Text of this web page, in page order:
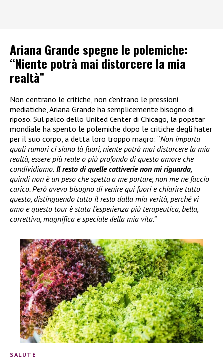
Ariana Grande spegne le polemiche:
“Niente potrà mai distorcere la mia
realtà”
Non c’entrano le critiche, non c’entrano le pressioni
mediatiche, Ariana Grande ha semplicemente bisogno di
riposo. Sul palco dello United Center di Chicago, la popstar
mondiale ha spento le polemiche dopo le critiche degli hater
per il suo corpo, a detta loro troppo magro: “Non importa
quali rumori ci siano là fuori, niente potrà mai distorcere la mia
realtà, essere più reale o più profondo di questo amore che
condividiamo. Il resto di quelle cattiverie non mi riguarda,
quindi non è un peso che spetta a me portare, non me ne faccio
carico. Però avevo bisogno di venire qui fuori e chiarire tutto
questo, distinguendo tutto il resto dalla mia verità, perché vi
amo e questo tour è stata l’esperienza più terapeutica, bella,
correttiva, magnifica e speciale della mia vita.”
SALUTE